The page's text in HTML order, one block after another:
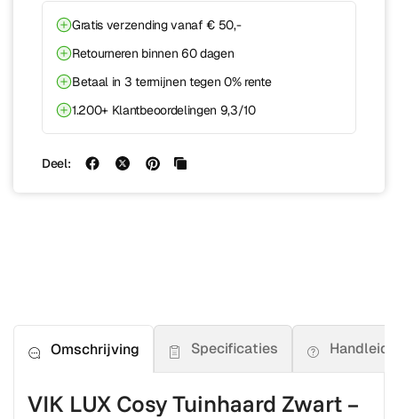
Gratis verzending vanaf € 50,-
Retourneren binnen 60 dagen
Betaal in 3 termijnen tegen 0% rente
1.200+ Klantbeoordelingen 9,3/10
Deel:
Omschrijving Specificaties
VIK LUX Cosy Tuinhaard Zwart –